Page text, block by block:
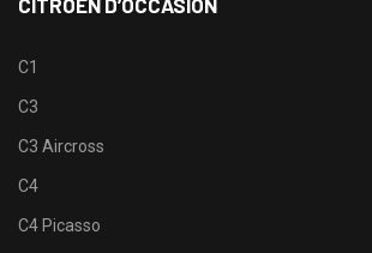
C1
C3
C3 Aircross
C4
C4 Picasso